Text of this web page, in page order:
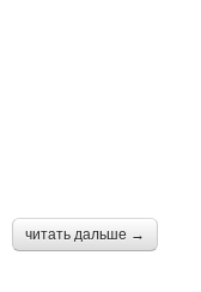
читать дальше →